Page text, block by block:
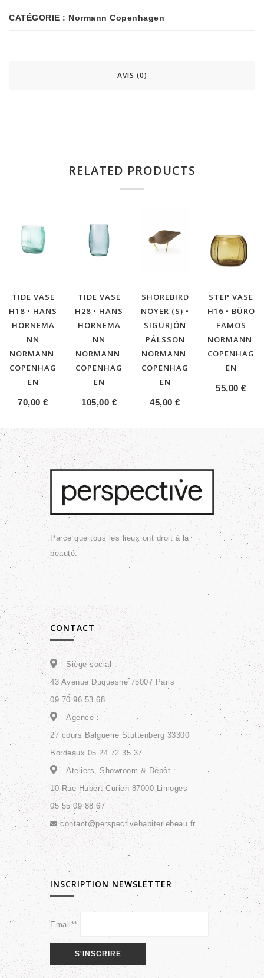
CATÉGORIE : Normann Copenhagen
AVIS (0)
RELATED PRODUCTS
TIDE VASE
H18 • HANS
HORNEMA
NN
NORMANN
COPENHAG
EN
70,00€
TIDE VASE
H28 • HANS
HORNEMA
NN
NORMANN
COPENHAG
EN
105,00 €
SHOREBIRD
NOYER (S) •
SIGURJÓN
PÁLSSON
NORMANN
COPENHAG
EN
45,00€
STEP VASE
H16 • BÜRO
FAMOS
NORMANN
COPENHAG
EN
55,00€
Parce que tous les lieux ont droit à la
beauté.
CONTACT
Siège social :
43 Avenue Duquesne 75007 Paris
09 70 96 53 68
Agence :
27 cours Balguerie Stuttenberg 33300
Bordeaux 05 24 72 35 37
Ateliers, Showroom & Dépôt :
10 Rue Hubert Curien 87000 Limoges
05 55 09 88 67
contact@perspectivehabiterlebeau.fr
INSCRIPTION NEWSLETTER
Email**